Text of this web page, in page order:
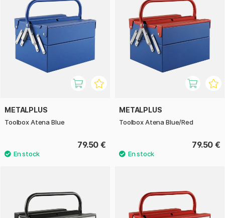
METALPLUS
Toolbox Atena Blue
79.50 €
METALPLUS
Toolbox Atena Blue/Red
79.50 €